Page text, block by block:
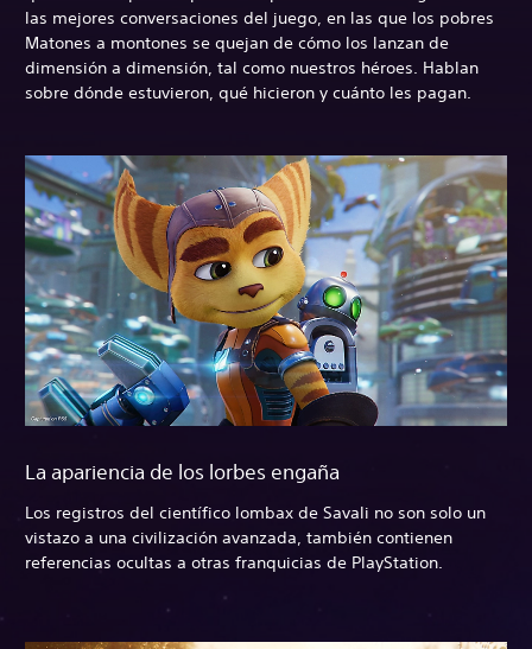
las mejores conversaciones del juego, en las que los pobres
Matones a montones se quejan de cómo los lanzan de
dimensión a dimensión, tal como nuestros héroes. Hablan
sobre dónde estuvieron, qué hicieron y cuánto les pagan.
La apariencia de los lorbes engaña
Los registros del científico lombax de Savali no son solo un
vistazo a una civilización avanzada, también contienen
referencias ocultas a otras franquicias de PlayStation.